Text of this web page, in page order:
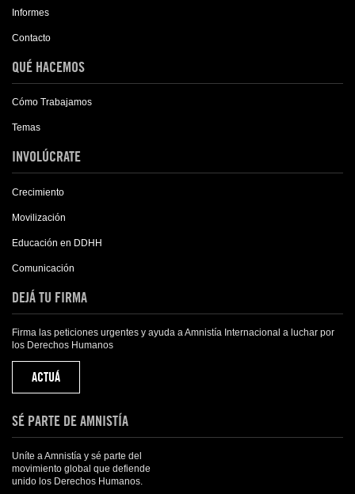
Informes
Contacto
QUÉ HACEMOS
Cómo Trabajamos
Temas
INVOLÚCRATE
Crecimiento
Movilización
Educación en DDHH
Comunicación
DEJÁ TU FIRMA
Firma las peticiones urgentes y ayuda a Amnistía Internacional a luchar por
los Derechos Humanos
ACTUÁ
SÉ PARTE DE AMNISTÍA
Uníte a Amnistía y sé parte del
movimiento global que defiende
unido los Derechos Humanos.